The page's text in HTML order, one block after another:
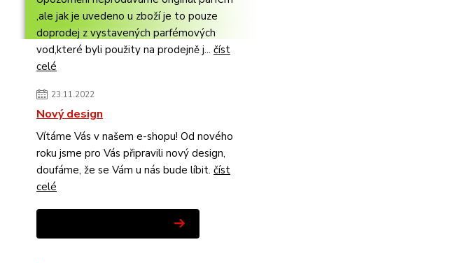
,ale jak je uvedeno u zboží je to pouze
doprodej z vystavených parfémových
vod,které byli použity na prodejně j... číst
celé
23.11.2022
Nový design
Vítáme Vás v našem e-shopu! Od nového
roku jsme pro Vás připravili nový design,
doufáme, že se Vám u nás bude líbit. číst
celé